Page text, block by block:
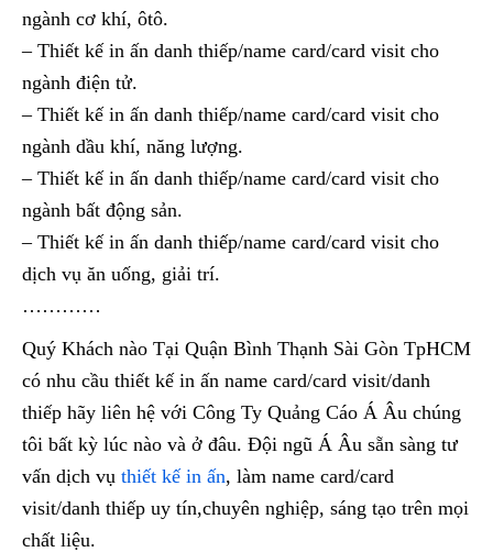
ngành cơ khí, ôtô.
– Thiết kế in ấn danh thiếp/name card/card visit cho
ngành điện tử.
– Thiết kế in ấn danh thiếp/name card/card visit cho
ngành dầu khí, năng lượng.
– Thiết kế in ấn danh thiếp/name card/card visit cho
ngành bất động sản.
– Thiết kế in ấn danh thiếp/name card/card visit cho
dịch vụ ăn uống, giải trí.
…………
Quý Khách nào Tại Quận Bình Thạnh Sài Gòn TpHCM
có nhu cầu thiết kế in ấn name card/card visit/danh
thiếp hãy liên hệ với Công Ty Quảng Cáo Á Âu chúng
tôi bất kỳ lúc nào và ở đâu. Đội ngũ Á Âu sẵn sàng tư
vấn dịch vụ thiết kế in ấn, làm name card/card
visit/danh thiếp uy tín,chuyên nghiệp, sáng tạo trên mọi
chất liệu.